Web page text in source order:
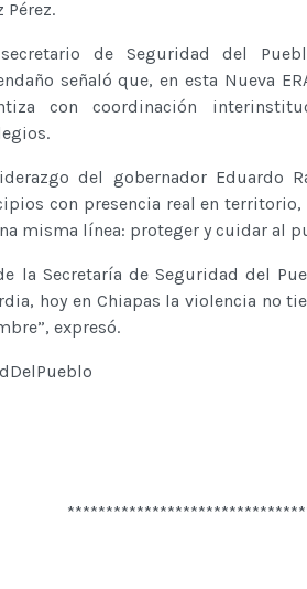
Pérez.
de Seguridad del
señaló que, en esta Nueva
con coordinación
del gobernador Eduardo
con presencia real en
misma línea: proteger y cuidar al
la Secretaría de Seguridad del
hoy en Chiapas la violencia no
expresó.